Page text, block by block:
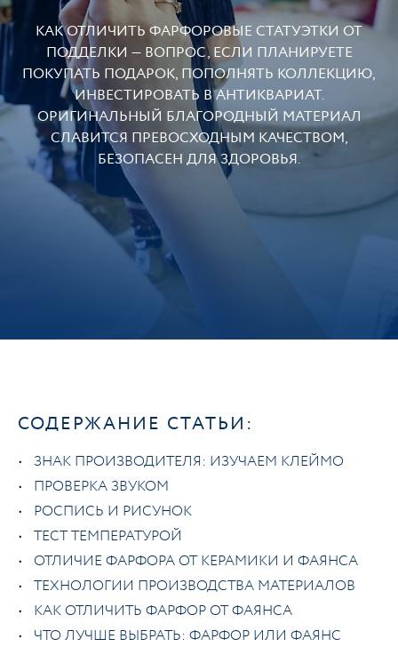
КАК ОТЛИЧИТЬ ФАРФОРОВЫЕ СТАТУЭТКИ ОТ
ПОДДЕЛКИ — ВОПРОС, ЕСЛИ ПЛАНИРУЕТЕ
ПОКУПАТЬ ПОДАРОК, ПОПОЛНЯТЬ КОЛЛЕКЦИЮ,
ИНВЕСТИРОВАТЬ В АНТИКВАРИАТ.
ОРИГИНАЛЬНЫЙ БЛАГОРОДНЫЙ МАТЕРИАЛ
СЛАВИТСЯ ПРЕВОСХОДНЫМ КАЧЕСТВОМ,
БЕЗОПАСЕН ДЛЯ ЗДОРОВЬЯ.
СОДЕРЖАНИЕ СТАТЬИ:
ЗНАК ПРОИЗВОДИТЕЛЯ: ИЗУЧАЕМ КЛЕЙМО
ПРОВЕРКА ЗВУКОМ
РОСПИСЬ И РИСУНОК
ТЕСТ ТЕМПЕРАТУРОЙ
ОТЛИЧИЕ ФАРФОРА ОТ КЕРАМИКИ И ФАЯНСА
ТЕХНОЛОГИИ ПРОИЗВОДСТВА МАТЕРИАЛОВ
КАК ОТЛИЧИТЬ ФАРФОР ОТ ФАЯНСА
ЧТО ЛУЧШЕ ВЫБРАТЬ: ФАРФОР ИЛИ ФАЯНС